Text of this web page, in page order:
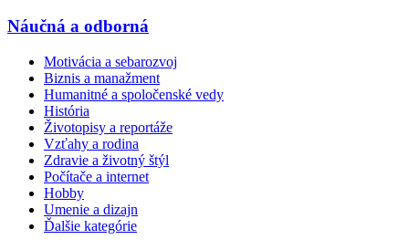
Náučná a odborná
Motivácia a sebarozvoj
Biznis a manažment
Humanitné a spoločenské vedy
História
Životopisy a reportáže
Vzťahy a rodina
Zdravie a životný štýl
Počítače a internet
Hobby
Umenie a dizajn
Ďalšie kategórie